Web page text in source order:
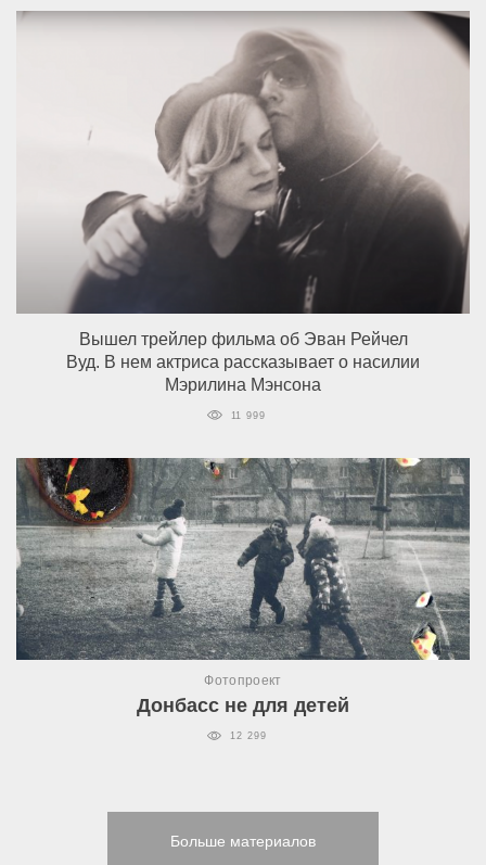
Вышел трейлер фильма об Эван Рейчел
Вуд. В нем актриса рассказывает о насилии
Мэрилина Мэнсона
11 999
Фотопроект
Донбасс не для детей
12 299
Больше материалов